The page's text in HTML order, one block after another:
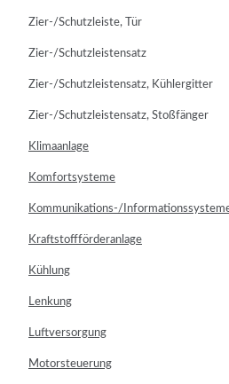
Zier-/Schutzleiste, Tür
Zier-/Schutzleistensatz
Zier-/Schutzleistensatz, Kühlergitter
Zier-/Schutzleistensatz, Stoßfänger
Klimaanlage
Komfortsysteme
Kommunikations-/
Kraftstoffförderanlage
Kühlung
Lenkung
Luftversorgung
Motorsteuerung